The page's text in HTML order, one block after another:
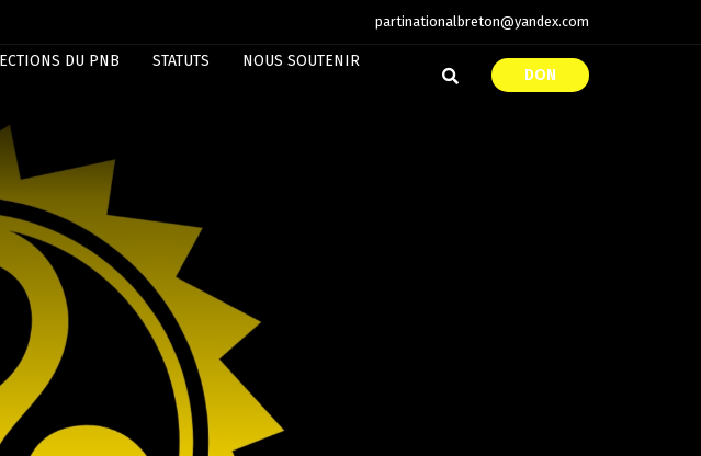
partinationalbreton@yandex.com
DU PNB STATUTS
NOUS SOUTENIR
DON